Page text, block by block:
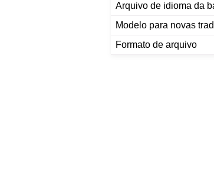
navigation of Formatos de arquivos suportados
Arquivo de idioma da
Modelo para novas
Formato de arquivo